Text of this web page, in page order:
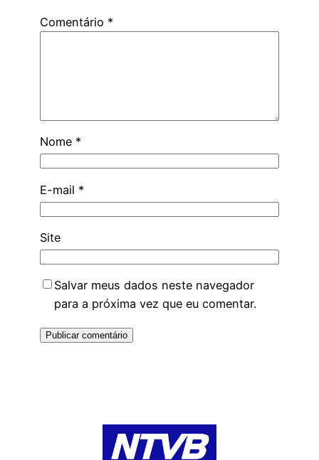
Comentário *
Nome *
E-mail *
Site
Salvar meus dados neste navegador
para a próxima vez que eu comentar.